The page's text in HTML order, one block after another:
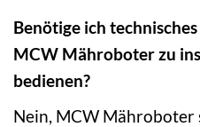
Benötige ich
MCW Mähroboter zu
bedienen?
Nein, MCW Mähroboter